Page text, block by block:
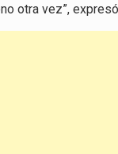
otra vez”,